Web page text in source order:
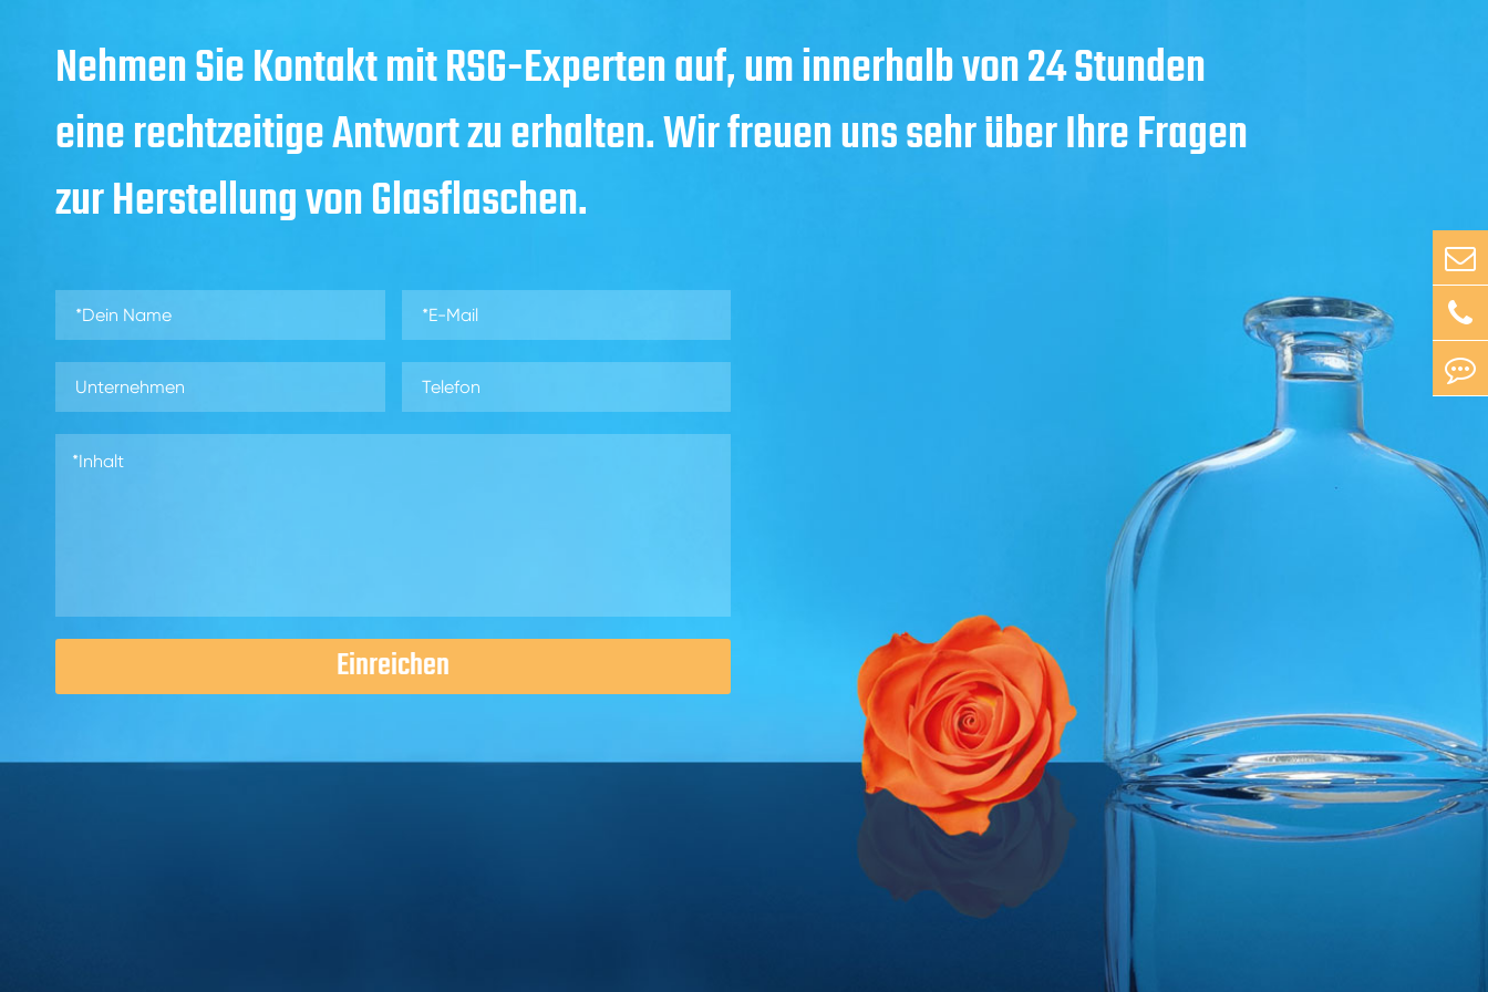
Nehmen Sie Kontakt mit RSG-Experten auf, um innerhalb von 24 Stunden
eine rechtzeitige Antwort zu erhalten. Wir freuen uns sehr über Ihre Fragen
zur Herstellung von Glasflaschen.
Einreichen